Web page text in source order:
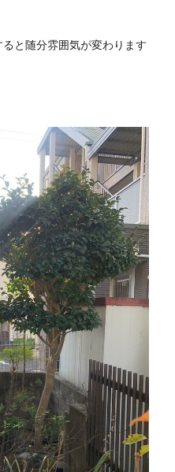
と随分雰囲気が変わります